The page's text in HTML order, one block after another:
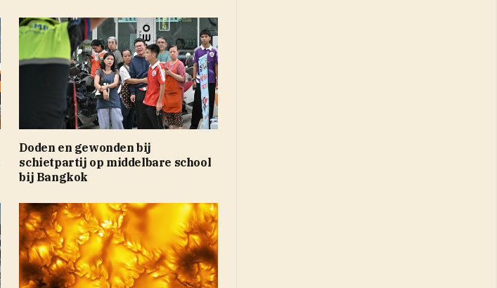
Doden en gewonden bij
schietpartij op middelbare school
bij Bangkok